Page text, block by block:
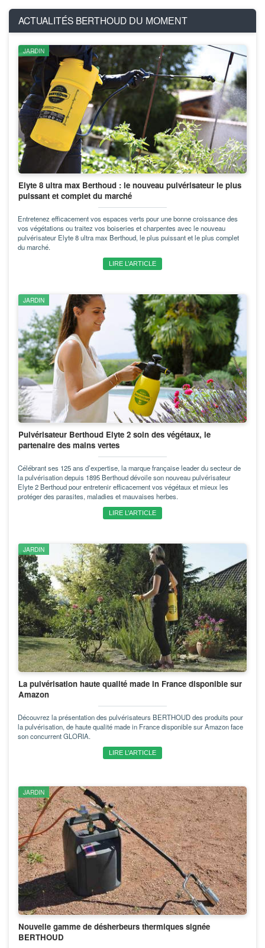
ACTUALITÉS BERTHOUD DU MOMENT
JARDIN
Elyte 8 ultra max Berthoud : le nouveau pulvérisateur le plus
puissant et complet du marché
Entretenez efficacement vos espaces verts pour une bonne croissance des
vos végétations ou traitez vos boiseries et charpentes avec le nouveau
pulvérisateur Elyte 8 ultra max Berthoud, le plus puissant et le plus complet
du marché.
LIRE L’ARTICLE
JARDIN
Pulvérisateur Berthoud Elyte 2 soin des végétaux, le
partenaire des mains vertes
Célébrant ses 125 ans d’expertise, la marque française leader du secteur de
la pulvérisation depuis 1895 Berthoud dévoile son nouveau pulvérisateur
Elyte 2 Berthoud pour entretenir efficacement vos végétaux et mieux les
protéger des parasites, maladies et mauvaises herbes.
LIRE L’ARTICLE
JARDIN
La pulvérisation haute qualité made in France disponible sur
Amazon
Découvrez la présentation des pulvérisateurs BERTHOUD des produits pour
la pulvérisation, de haute qualité made in France disponible sur Amazon face
son concurrent GLORIA.
LIRE L’ARTICLE
JARDIN
Nouvelle gamme de désherbeurs thermiques signée
BERTHOUD